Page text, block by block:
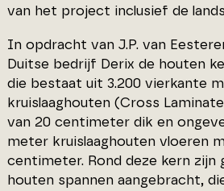
van het project inclusief de
In opdracht van J.P. van
Duitse bedrijf Derix de houten
die bestaat uit 3.200 vierkante
kruislaaghouten (Cross
van 20 centimeter dik en
meter kruislaaghouten vloeren
centimeter. Rond deze kern zijn
houten spannen aangebracht,